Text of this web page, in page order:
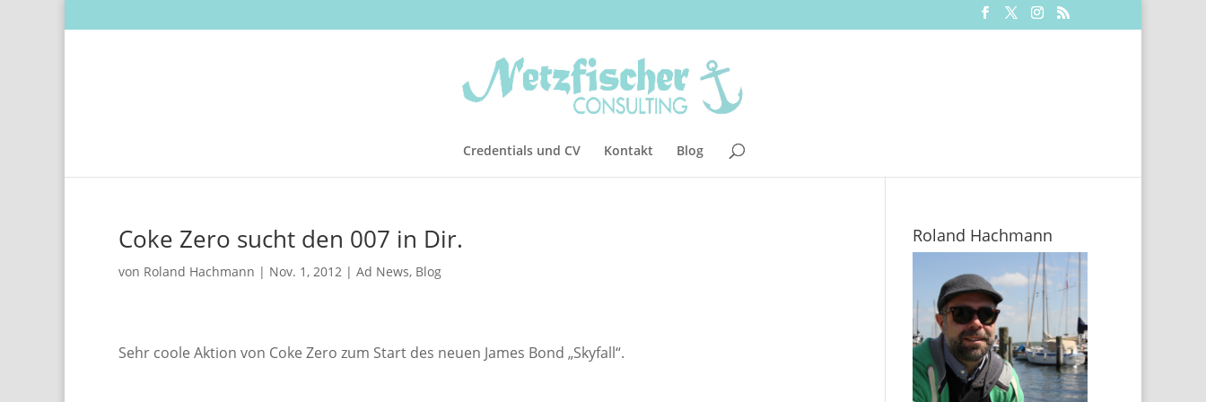
Credentials und CV Kontakt Blog
Coke Zero sucht den 007 in Dir.
von Roland Hachmann | Nov. 1, 2012 | Ad News, Blog
Sehr coole Aktion von Coke Zero zum Start des neuen James Bond „Skyfall“.
Roland Hachmann